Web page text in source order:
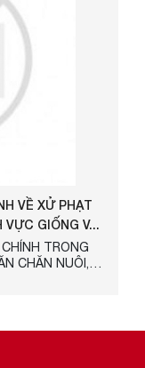
VỀ XỬ PHẠT
VỰC GIỐNG V...
TRONG
CHĂN NUÔI,
phủ ngày 19
phạm hành
Theo đề
Phát triển
quy địn...